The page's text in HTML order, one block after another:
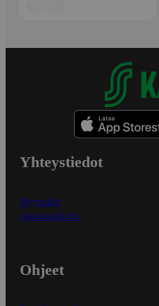
Yhteystiedot
Myymälät
Asiakaspalvelu
Ohjeet